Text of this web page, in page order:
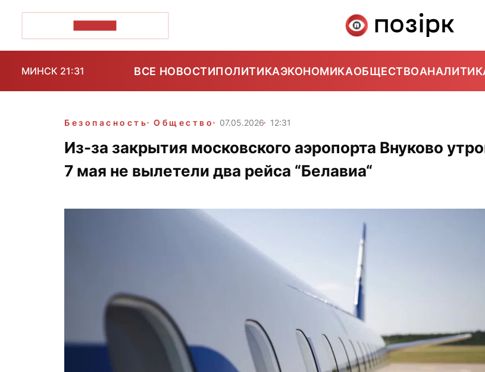
МИНСК 21:31 ВСЕ НОВОСТИПОЛИТИКАЭКОНОМИКАОБЩЕСТВО
Безопасность Общество 07.05.2026 12:31
Из-за закрытия московского аэропорта Внуково
7 мая не вылетели два рейса “Белавиа“